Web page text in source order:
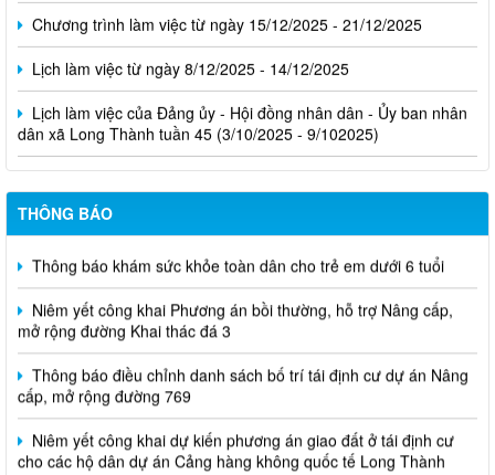
Chương trình làm việc từ ngày 15/12/2025 - 21/12/2025
Lịch làm việc từ ngày 8/12/2025 - 14/12/2025
Lịch làm việc của Đảng ủy - Hội đồng nhân dân - Ủy ban nhân
dân xã Long Thành tuần 45 (3/10/2025 - 9/102025)
THÔNG BÁO
Thông báo khám sức khỏe toàn dân cho trẻ em dưới 6 tuổi
Niêm yết công khai Phương án bồi thường, hỗ trợ Nâng cấp,
mở rộng đường Khai thác đá 3
Thông báo điều chỉnh danh sách bố trí tái định cư dự án Nâng
cấp, mở rộng đường 769
Niêm yết công khai dự kiến phương án giao đất ở tái định cư
cho các hộ dân dự án Cảng hàng không quốc tế Long Thành